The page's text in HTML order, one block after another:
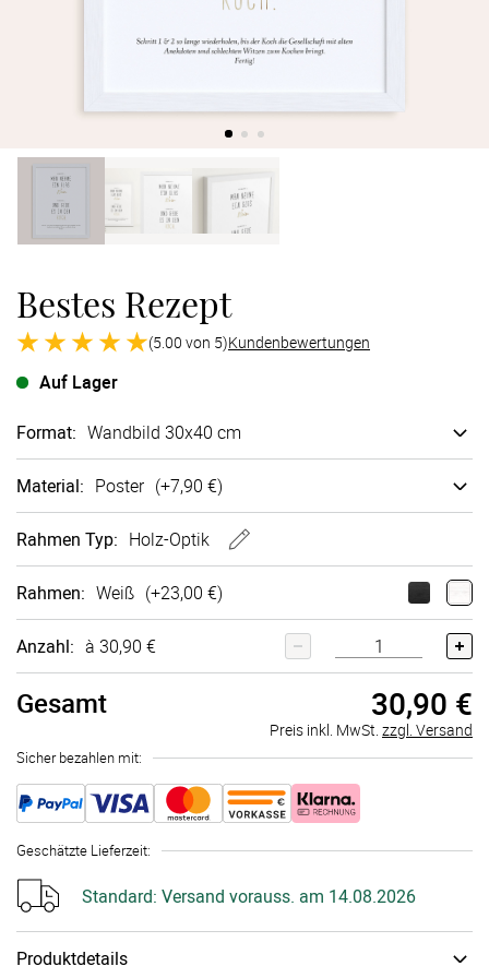
Bestes Rezept
(5.00 von 5)Kundenbewertungen
Auf Lager
Format: Wandbild 30x40 cm
Material: Poster (+7,90 €)
Rahmen Typ: Holz-Optik
Rahmen: Weiß (+23,00 €)
Anzahl: à 30,90 €
Gesamt 30,90 €
Preis inkl. MwSt. zzgl. Versand
Sicher bezahlen mit:
Geschätzte Lieferzeit:
Standard: Versand vorauss. am 14.08.2026
Produktdetails